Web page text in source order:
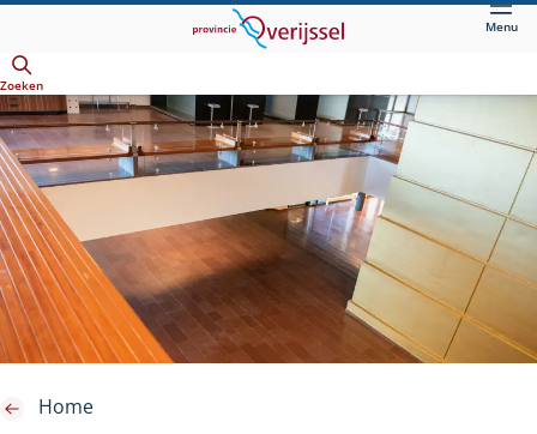
hoofdinhoud
Menu
Zoeken
Home